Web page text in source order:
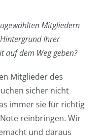
Mitgliedern
Ihrer
auf dem Weg geben?
Mitglieder des
sicher nicht
immer sie für richtig
reinbringen. Wir
und daraus